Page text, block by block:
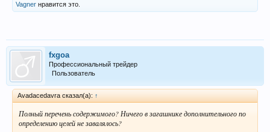
Vagner нравится это.
fxgoa
Профессиональный трейдер
Пользователь
Avadacedavra сказал(а): ↑
Полный перечень содержимого? Ничего в загашнике дополнительного по
определению целей не завалялось?